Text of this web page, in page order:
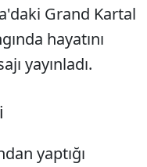
Grand Kartal
hayatını
yayınladı.
yaptığı